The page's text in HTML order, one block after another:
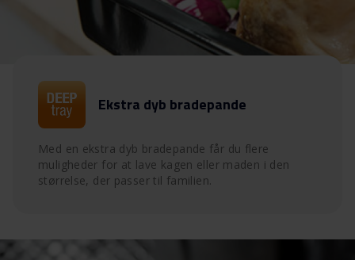
Ekstra dyb bradepande
Med en ekstra dyb bradepande får du flere
muligheder for at lave kagen eller maden i den
størrelse, der passer til familien.